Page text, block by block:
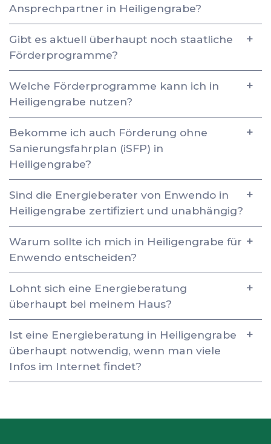
Ansprechpartner in Heiligengrabe?
Gibt es aktuell überhaupt noch staatliche
Förderprogramme?
Welche Förderprogramme kann ich in
Heiligengrabe nutzen?
Bekomme ich auch Förderung ohne
Sanierungsfahrplan (iSFP) in
Heiligengrabe?
Sind die Energieberater von Enwendo in
Heiligengrabe zertifiziert und unabhängig?
Warum sollte ich mich in Heiligengrabe für
Enwendo entscheiden?
Lohnt sich eine Energieberatung
überhaupt bei meinem Haus?
Ist eine Energieberatung in Heiligengrabe
überhaupt notwendig, wenn man viele
Infos im Internet findet?